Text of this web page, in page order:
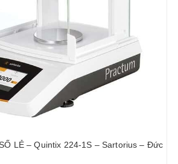
LẺ – Quintix 224-1S – Sartorius – Đức